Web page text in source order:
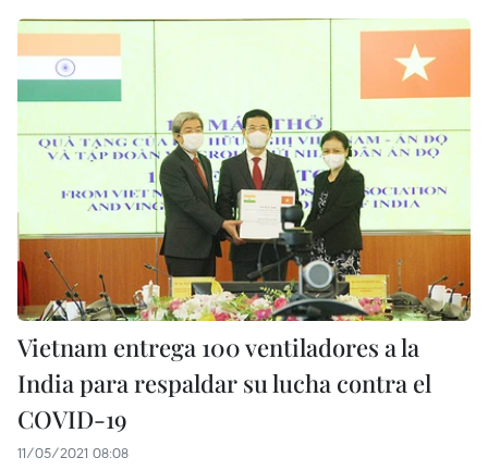
Vietnam entrega 100 ventiladores a la
India para respaldar su lucha contra el
COVID-19
11/05/2021 08:08